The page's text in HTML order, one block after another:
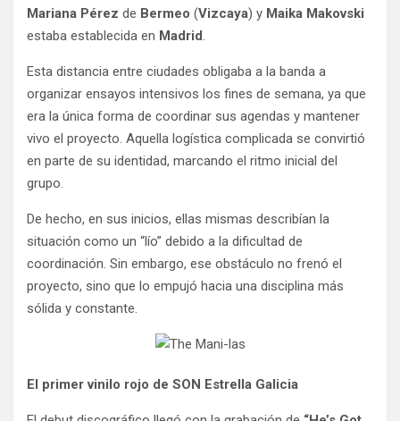
Mariana Pérez de Bermeo (Vizcaya) y Maika Makovski
estaba establecida en Madrid.
Esta distancia entre ciudades obligaba a la banda a
organizar ensayos intensivos los fines de semana, ya que
era la única forma de coordinar sus agendas y mantener
vivo el proyecto. Aquella logística complicada se convirtió
en parte de su identidad, marcando el ritmo inicial del
grupo.
De hecho, en sus inicios, ellas mismas describían la
situación como un “lío” debido a la dificultad de
coordinación. Sin embargo, ese obstáculo no frenó el
proyecto, sino que lo empujó hacia una disciplina más
sólida y constante.
El primer vinilo rojo de SON Estrella Galicia